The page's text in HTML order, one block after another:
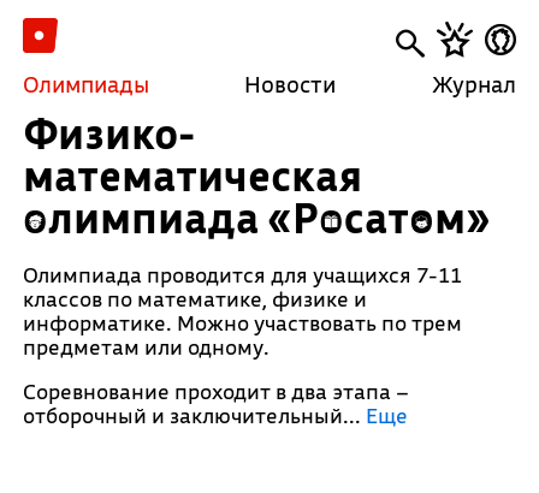
Олимпиады Новости Журнал
Физико-
математическая
олимпиада «Росатом»
Олимпиада проводится для учащихся 7-11
классов по математике, физике и
информатике. Можно участвовать по трем
предметам или одному.
Соревнование проходит в два этапа –
отборочный и заключительный... Еще